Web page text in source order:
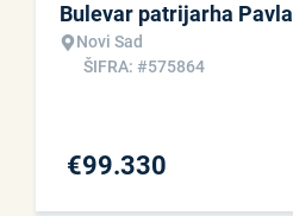
Bulevar patrijarha Pavla
Novi Sad
ŠIFRA: #575864
€99.330